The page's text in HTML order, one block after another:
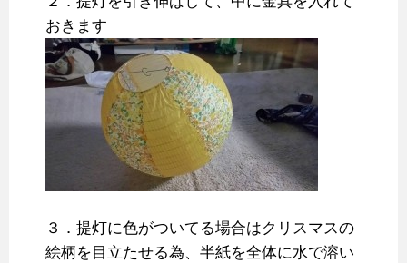
おきます
３．提灯に色がついてる場合はクリスマスの
絵柄を目立たせる為、半紙を全体に水で溶い